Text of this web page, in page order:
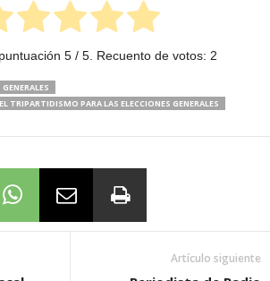
5 / 5. Recuento de votos: 2
TRIPARTIDISMO PARA LAS ELECCIONES GENERALES
Artículo siguiente